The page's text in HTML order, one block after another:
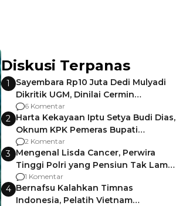
Diskusi Terpanas
1
Sayembara Rp10 Juta Dedi Mulyadi
Dikritik UGM, Dinilai Cermin
Gagalnya Negara Jamin Keamanan
6 Komentar
2 Harta Kekayaan Iptu Setya Budi Dias,
Oknum KPK Pemeras Bupati
Pemalang
2 Komentar
3 Mengenal Lisda Cancer, Perwira
Tinggi Polri yang Pensiun Tak Lama
Usai Jadi Brigjen
1 Komentar
4 Bernafsu Kalahkan Timnas
Indonesia, Pelatih Vietnam